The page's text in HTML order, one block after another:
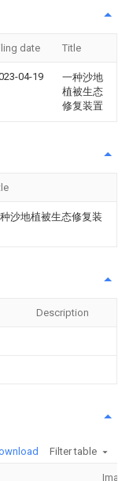
date Title
04-19
一种沙地
植被生态
修复装置
沙地植被生态修复装
Description
Filter table
Image